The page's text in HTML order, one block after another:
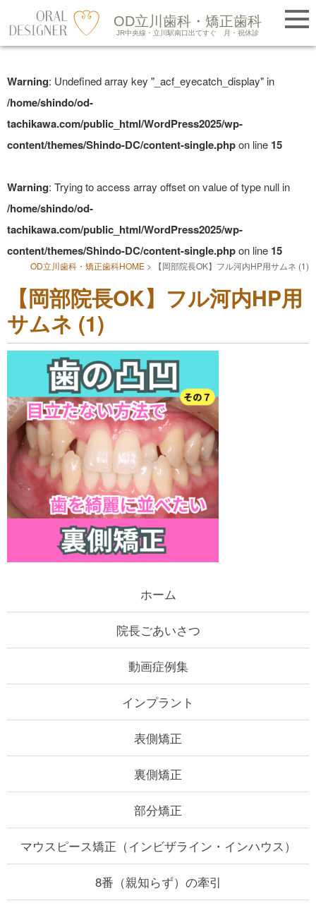
to
content
OD立川歯科・矯正歯科
JR中央線・立川駅南口出てすぐ 月・祝休診
LINE友だち追加
Warning: Undefined array key "_acf_eyecatch_display" in
/home/shindo/od-
tachikawa.com/public_html/WordPress2025/wp-
content/themes/Shindo-DC/content-single.phpon line 15
Warning: Trying to access array offset on value of type null in
/home/shindo/od-
tachikawa.com/public_html/WordPress2025/wp-
content/themes/Shindo-DC/content-single.phpon line 15
OD立川歯科・矯正歯科HOME > 【岡部院長OK】フル河内HP用サムネ (1)
【岡部院長OK】フル河内HP用
サムネ (1)
ホーム
院長ごあいさつ
動画症例集
インプラント
表側矯正
裏側矯正
部分矯正
マウスピース矯正 （インビザライン・インハウス）
8番（親知らず）の牽引